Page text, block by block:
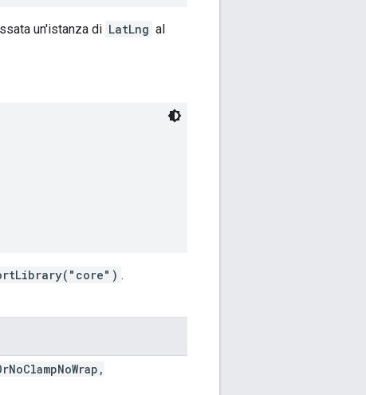
un'istanza di LatLng al
.